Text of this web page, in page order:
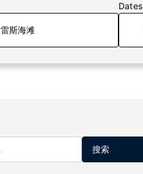
Dates
搜索